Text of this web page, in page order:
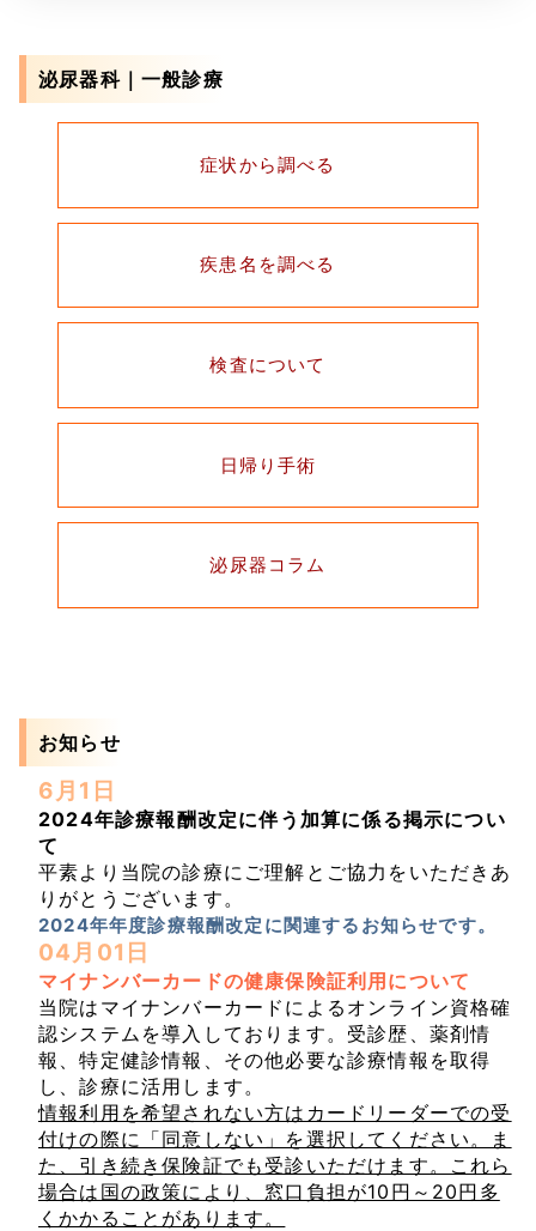
泌尿器科｜一般診療
症状から調べる
疾患名を調べる
検査について
日帰り手術
泌尿器コラム
お知らせ
6月1日
2024年診療報酬改定に伴う加算に係る掲示につい
て
平素より当院の診療にご理解とご協力をいただきあ
りがとうございます。
2024年年度診療報酬改定に関連するお知らせです。
04月01日
マイナンバーカードの健康保険証利用について
当院はマイナンバーカードによるオンライン資格確
認システムを導入しております。受診歴、薬剤情
報、特定健診情報、その他必要な診療情報を取得
し、診療に活用します。
情報利用を希望されない方はカードリーダーでの受
付けの際に「同意しない」を選択してください。ま
た、引き続き保険証でも受診いただけます。これら
場合は国の政策により、窓口負担が10円～20円多
くかかることがあります。